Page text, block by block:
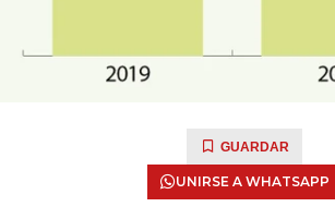
GUARDAR
UNIRSE A WHATSAPP